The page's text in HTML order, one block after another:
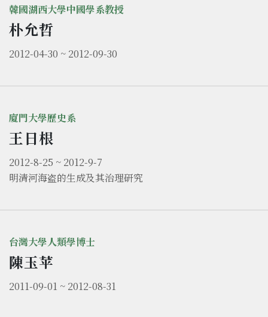
韓國湖西大學中國學系教授
朴允哲
2012-04-30 ~ 2012-09-30
廈門大學歷史系
王日根
2012-8-25 ~ 2012-9-7
明清河海盗的生成及其治理研究
台灣大學人類學博士
陳玉苹
2011-09-01 ~ 2012-08-31